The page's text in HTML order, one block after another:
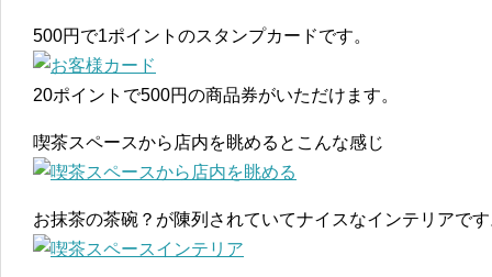
500円で1ポイントのスタンプカードです。
20ポイントで500円の商品券がいただけます。
喫茶スペースから店内を眺めるとこんな感じ
お抹茶の茶碗？が陳列されていてナイスなインテリアで